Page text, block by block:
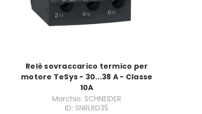
Relè sovraccarico termico per
motore TeSys - 30...38 A - Classe
10A
Marchio: SCHNEIDER
ID: SNRLRD35